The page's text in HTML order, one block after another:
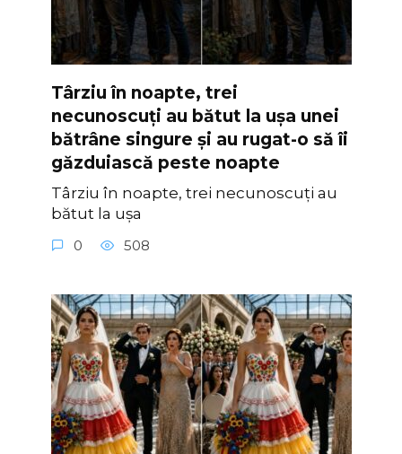
Târziu în noapte, trei
necunoscuți au bătut la ușa unei
bătrâne singure și au rugat-o să îi
găzduiască peste noapte
Târziu în noapte, trei necunoscuți au
bătut la ușa
0 508